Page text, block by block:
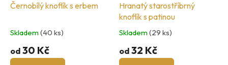
Černobílý knoflík s erbem
Skladem(40 ks)
od 30 Kč
Hranatý starostříbrný
knoflík s patinou
Skladem(29 ks)
od 32 Kč